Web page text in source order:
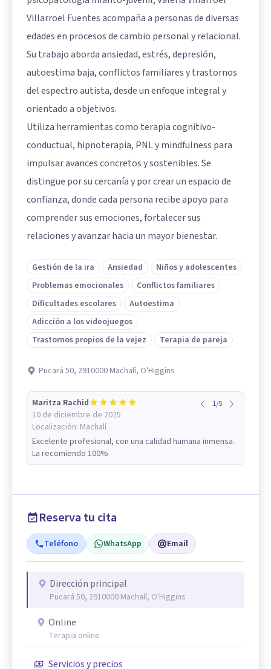
Villarroel Fuentes acompaña a personas de diversas
edades en procesos de cambio personal y relacional.
Su trabajo aborda ansiedad, estrés, depresión,
autoestima baja, conflictos familiares y trastornos
del espectro autista, desde un enfoque integral y
orientado a objetivos.
Utiliza herramientas como terapia cognitivo-
conductual, hipnoterapia, PNL y mindfulness para
impulsar avances concretos y sostenibles. Se
distingue por su cercanía y por crear un espacio de
confianza, donde cada persona recibe apoyo para
comprender sus emociones, fortalecer sus
relaciones y avanzar hacia un mayor bienestar.
Gestión de la ira Ansiedad
Niños y adolescentes
Problemas emocionales
Conflictos familiares
Dificultades escolares
Autoestima
Adicción a los videojuegos
Trastornos propios de la vejez
Terapia de pareja
Pucará 50, 2910000 Machalí, O'Higgins
Maritza Rachid
10 de diciembre de 2025
Localización: Machalí
1/5
Excelente profesional, con una calidad humana inmensa.
La recomiendo 100%
Reserva tu cita
Teléfono WhatsApp Email
Dirección principal
Pucará 50, 2910000 Machalí, O'Higgins
Online
Terapia online
Servicios y precios